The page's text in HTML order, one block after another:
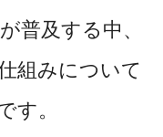
普及する中、
組みについて
す。